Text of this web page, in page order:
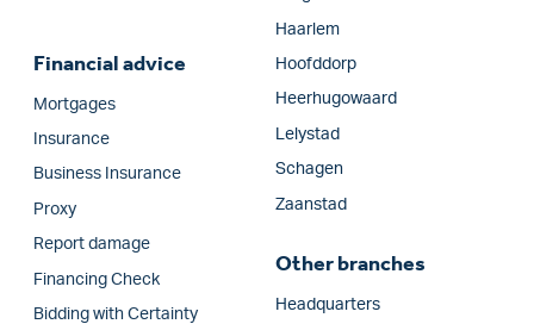
Financial advice
Mortgages
Insurance
Business Insurance
Proxy
Report damage
Financing Check
Bidding with Certainty
Haarlem
Hoofddorp
Heerhugowaard
Lelystad
Schagen
Zaanstad
Other branches
Headquarters